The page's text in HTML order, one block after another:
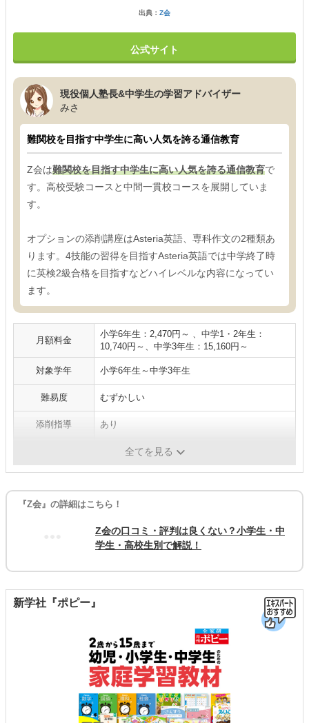
出典： Z会
公式サイト
現役個人塾長&中学生の学習アドバイザー
みさ
難関校を目指す中学生に高い人気を誇る通信教育
Z会は難関校を目指す中学生に高い人気を誇る通信教育で
す。高校受験コースと中間一貫校コースを展開していま
す。
オプションの添削講座はAsteria英語、専科作文の2種類あ
ります。4技能の習得を目指すAsteria英語では中学終了時
に英検2級合格を目指すなどハイレベルな内容になってい
ます。
月額料金
小学6年生：2,470円～ 、中学1・2年生：
10,740円～、中学3年生：15,160円～
対象学年 小学6年生～中学3年生
難易度 むずかしい
添削指導 あり
専用タブレット、PC、紙
全てを見る
『Z会』の詳細はこちら！
Z会の口コミ・評判は良くない？小学生・中
学生・高校生別で解説！
新学社『ポピー』